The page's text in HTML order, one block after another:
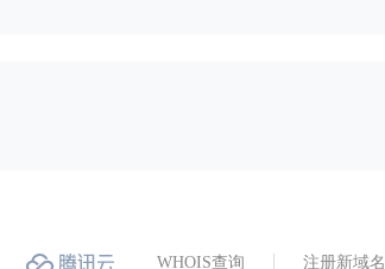
WHOIS查询 注册新域名